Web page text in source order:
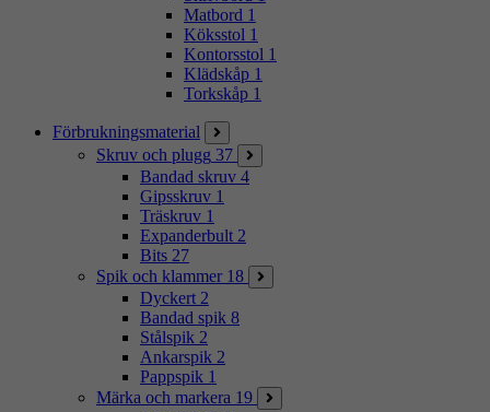
Matbord 1
Köksstol 1
Kontorsstol 1
Klädskåp 1
Torkskåp 1
Förbrukningsmaterial
Skruv och plugg 37
Bandad skruv 4
Gipsskruv 1
Träskruv 1
Expanderbult 2
Bits 27
Spik och klammer 18
Dyckert 2
Bandad spik 8
Stålspik 2
Ankarspik 2
Pappspik 1
Märka och markera 19